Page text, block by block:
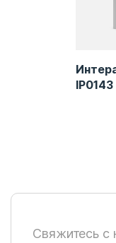
IP0143
Свяжитесь с